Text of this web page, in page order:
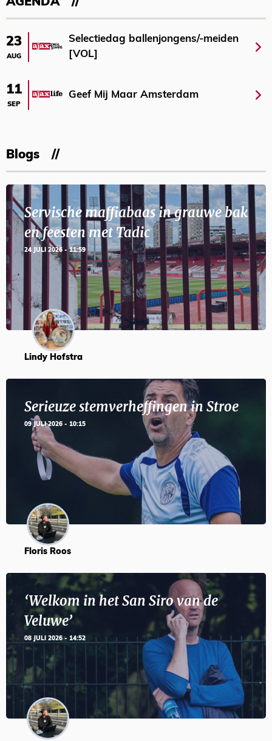
AGENDA
23
AUG
Selectiedag ballenjongens/-meiden
[VOL]
11
SEP
Geef Mij Maar Amsterdam
Blogs
Servische maffiabaas in grauwe bak
en feesten met Tadic
24 JULI 2026 - 11:59
Lindy Hofstra
Serieuze stemverheffingen in Stroe
09 JULI 2026 - 10:15
Floris Roos
‘Welkom in het San Siro van de
Veluwe’
08 JULI 2026 - 14:52